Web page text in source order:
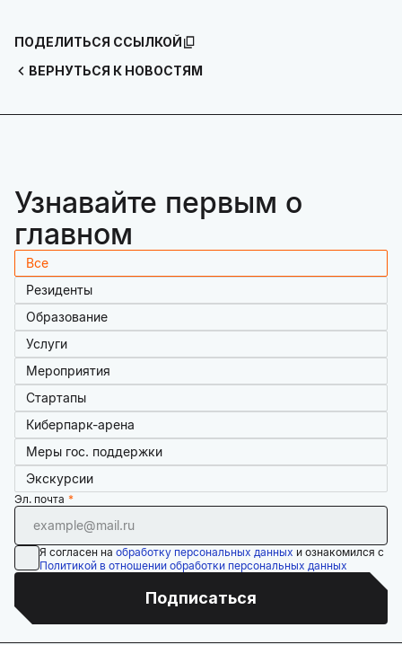
ВЕРНУТЬСЯ К НОВОСТЯМ
ПОДЕЛИТЬСЯ ССЫЛКОЙ
Узнавайте первым о
главном
Все
Резиденты
Образование
Услуги
Мероприятия
Стартапы
Киберпарк-арена
Меры гос. поддержки
Экскурсии
Эл. почта
Я согласен на обработку персональных данных и ознакомился с
Политикой в отношении обработки персональных данных
Подписаться